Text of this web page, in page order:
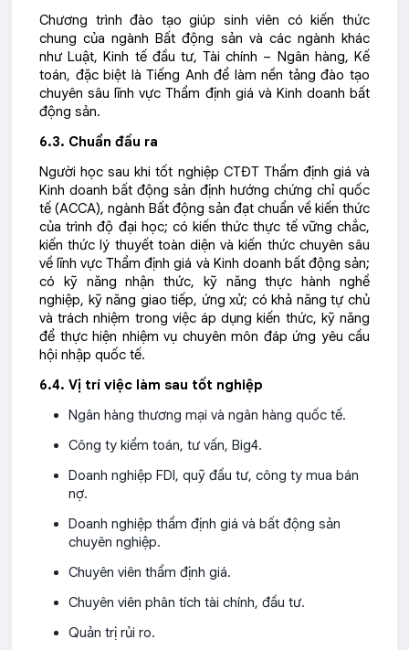
Chương trình đào tạo giúp sinh viên có kiến thức
chung của ngành Bất động sản và các ngành khác
như Luật, Kinh tế đầu tư, Tài chính – Ngân hàng, Kế
toán, đặc biệt là Tiếng Anh để làm nền tảng đào tạo
chuyên sâu lĩnh vực Thẩm định giá và Kinh doanh bất
động sản.
6.3. Chuẩn đầu ra
Người học sau khi tốt nghiệp CTĐT Thẩm định giá và
Kinh doanh bất động sản định hướng chứng chỉ quốc
tế (ACCA), ngành Bất động sản đạt chuẩn về kiến thức
của trình độ đại học; có kiến thức thực tế vững chắc,
kiến thức lý thuyết toàn diện và kiến thức chuyên sâu
về lĩnh vực Thẩm định giá và Kinh doanh bất động sản;
có kỹ năng nhận thức, kỹ năng thực hành nghề
nghiệp, kỹ năng giao tiếp, ứng xử; có khả năng tự chủ
và trách nhiệm trong việc áp dụng kiến thức, kỹ năng
để thực hiện nhiệm vụ chuyên môn đáp ứng yêu cầu
hội nhập quốc tế.
6.4. Vị trí việc làm sau tốt nghiệp
Ngân hàng thương mại và ngân hàng quốc tế.
Công ty kiểm toán, tư vấn, Big4.
Doanh nghiệp FDI, quỹ đầu tư, công ty mua bán
nợ.
Doanh nghiệp thẩm định giá và bất động sản
chuyên nghiệp.
Chuyên viên thẩm định giá.
Chuyên viên phân tích tài chính, đầu tư.
Quản trị rủi ro.